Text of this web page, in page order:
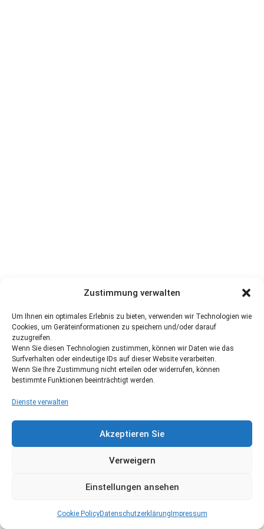
Zustimmung verwalten
Um Ihnen ein optimales Erlebnis zu bieten, verwenden wir Technologien wie
Cookies, um Geräteinformationen zu speichern und/oder darauf
zuzugreifen.
Wenn Sie diesen Technologien zustimmen, können wir Daten wie das
Surfverhalten oder eindeutige IDs auf dieser Website verarbeiten.
Wenn Sie Ihre Zustimmung nicht erteilen oder widerrufen, können
bestimmte Funktionen beeinträchtigt werden.
Dienste verwalten
Akzeptieren Sie
Verweigern
Einstellungen ansehen
Cookie PolicyDatenschutzerklärung Impressum